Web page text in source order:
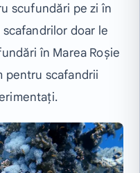
scufundări pe zi în
doar le
în Marea Roșie
pentru scafandrii